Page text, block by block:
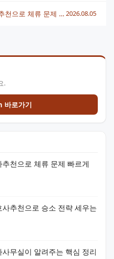
.
로가기
천으로 체류 문제 빠르게
추천으로 승소 전략 세우는
무실이 알려주는 핵심 정리
외국인비자상담, 제주변호사추천으로 체류 문제 빠르게 해결하는 법 2026.08.05